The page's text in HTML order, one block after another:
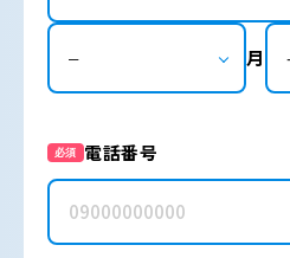
月
必須 電話番号